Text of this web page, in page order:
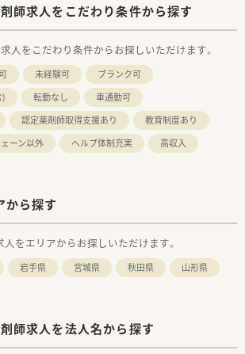
師求人をこだわり条件から探す
人をこだわり条件からお探しいただけます。
未経験可
ブランク可
転勤なし
車通勤可
認定薬剤師取得支援あり
教育制度あり
ーン以外 ヘルプ体制充実
高収入
から探す
をエリアからお探しいただけます。
岩手県 宮城県 秋田県
山形県
師求人を法人名から探す